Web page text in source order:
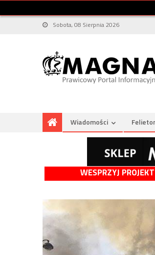
Sobota, 08 Sierpnia 2026
Wiadomości
WESPRZYJ